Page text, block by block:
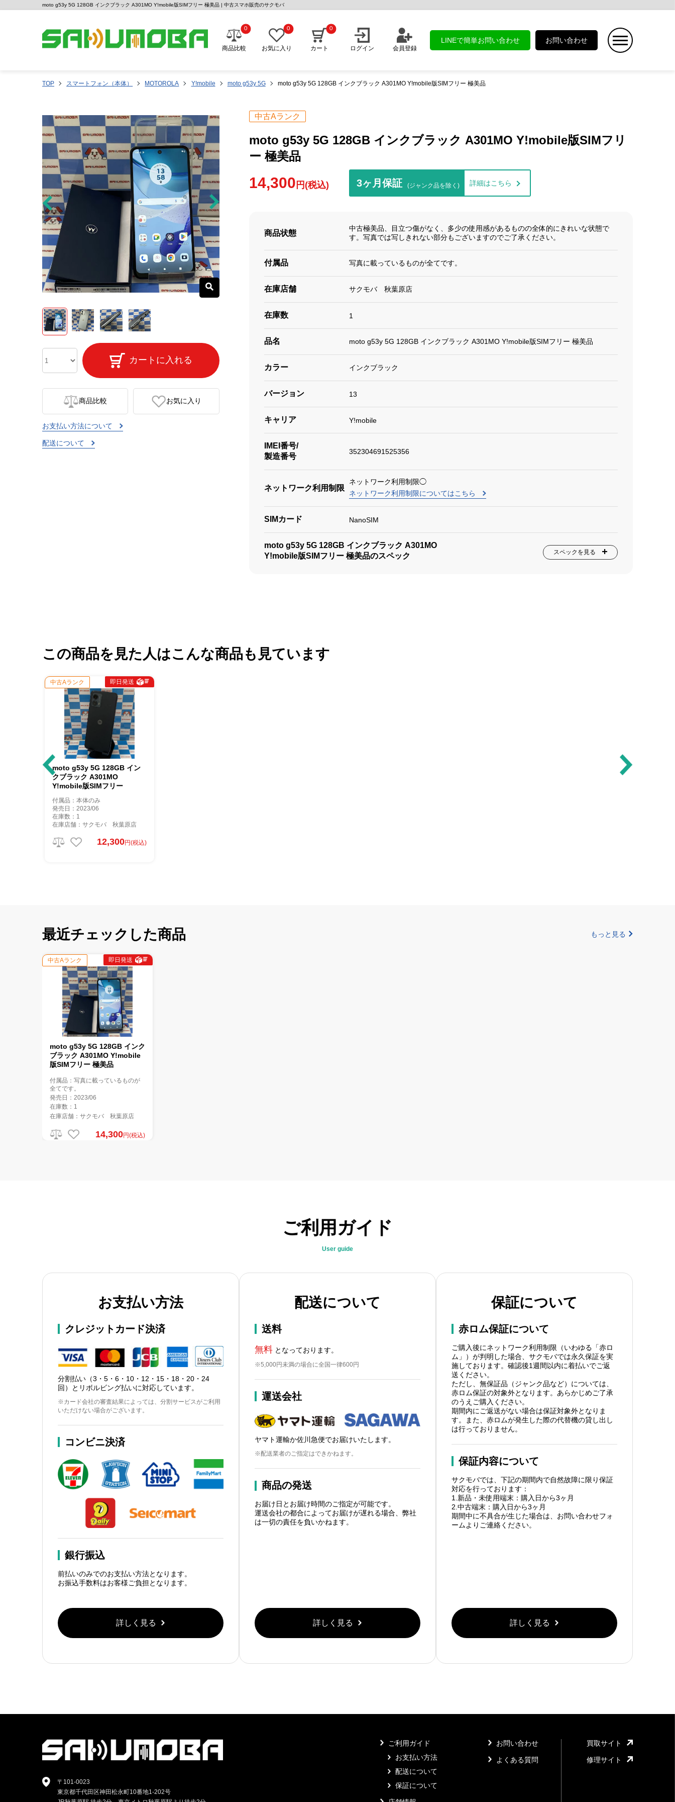
moto g53y 5G 128GB インクブラック A301MO Y!mobile版SIMフリー 極美品 | 中古スマホ販売のサクモバ
商品比較
0
お気に入り
0
カート
0
ログイン 会員登録
LINEで簡単お問い合わせ お問い合わせ
TOP スマートフォン（本体） MOTOROLA Y!mobile moto g53y 5G moto g53y 5G 128GB インクブラック A301MO Y!mobile版SIMフリー 極美品
カートに入れる
商品比較 お気に入り
お支払い方法について
配送について
中古Aランク
moto g53y 5G 128GB インクブラック A301MO Y!mobile版SIMフリ
ー 極美品
14,300 円(税込) 3ヶ月保証 (ジャンク品を除く) 詳細はこちら
商品状態
中古極美品、目立つ傷がなく、多少の使用感があるものの全体的にきれいな状態で
す。写真では写しきれない部分もございますのでご了承ください。
付属品 写真に載っているものが全てです。
在庫店舗 サクモバ 秋葉原店
在庫数 1
品名 moto g53y 5G 128GB インクブラック A301MO Y!mobile版SIMフリー 極美品
カラー インクブラック
バージョン 13
キャリア Y!mobile
IMEI番号/
製造番号
352304691525356
ネットワーク利用制限
ネットワーク利用制限◯
ネットワーク利用制限についてはこちら
SIMカード NanoSIM
moto g53y 5G 128GB インクブラック A301MO
Y!mobile版SIMフリー 極美品のスペック
スペックを見る
この商品を見た人はこんな商品も見ています
中古Aランク 即日発送
moto g53y 5G 128GB イン
クブラック A301MO
Y!mobile版SIMフリー
付属品：本体のみ
発売日：2023/06
在庫数：1
在庫店舗：サクモバ 秋葉原店
12,300円(税込)
最近チェックした商品 もっと見る
中古Aランク 即日発送
moto g53y 5G 128GB インク
ブラック A301MO Y!mobile
版SIMフリー 極美品
付属品：写真に載っているものが
全てです。
発売日：2023/06
在庫数：1
在庫店舗：サクモバ 秋葉原店
14,300円(税込)
ご利用ガイド
User guide
お支払い方法
クレジットカード決済
分割払い（3・5・6・10・12・15・18・20・24
回）とリボルビング払いに対応しています。
※カード会社の審査結果によっては、分割サービスがご利用
いただけない場合がございます。
コンビニ決済
銀行振込
前払いのみでのお支払い方法となります。
お振込手数料はお客様ご負担となります。
詳しく見る
配送について
送料
無料となっております。
※5,000円未満の場合に全国一律600円
運送会社
ヤマト運輸か佐川急便でお届けいたします。
※配送業者のご指定はできかねます。
商品の発送
お届け日とお届け時間のご指定が可能です。
運送会社の都合によってお届けが遅れる場合、弊社
は一切の責任を負いかねます。
詳しく見る
保証について
赤ロム保証について
ご購入後にネットワーク利用制限（いわゆる「赤ロ
ム」）が判明した場合、サクモバでは永久保証を実
施しております。確認後1週間以内に着払いでご返
送ください。
ただし、無保証品（ジャンク品など）については、
赤ロム保証の対象外となります。あらかじめご了承
のうえご購入ください。
期間内にご返送がない場合は保証対象外となりま
す。また、赤ロムが発生した際の代替機の貸し出し
は行っておりません。
保証内容について
サクモバでは、下記の期間内で自然故障に限り保証
対応を行っております：
1.新品・未使用端末：購入日から3ヶ月
2.中古端末：購入日から3ヶ月
期間中に不具合が生じた場合は、お問い合わせフォ
ームよりご連絡ください。
詳しく見る
〒101-0023
東京都千代田区神田松永町10番地1-202号
ご利用ガイド
お支払い方法
配送について
保証について
お問い合わせ
よくある質問
買取サイト
修理サイト